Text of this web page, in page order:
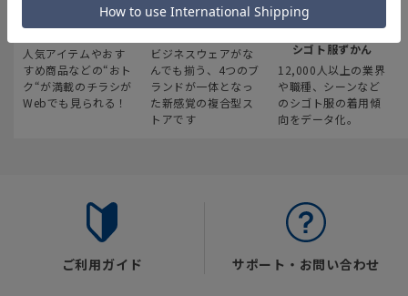
最新のお買い得情報
人気アイテムやおす
すめ商品などの“おト
ク“が満載のチラシが
Webでも見られる！
スーツスクエア
ビジネスウェアがな
んでも揃う、4つのブ
ランドが一体となっ
た新感覚の複合型ス
トアです
みんなの
シゴト服ずかん
12,000人以上の業界
や職種、シーンなど
のシゴト服の着用傾
向をデータ化。
ご利用ガイド サポート・お問い合わせ